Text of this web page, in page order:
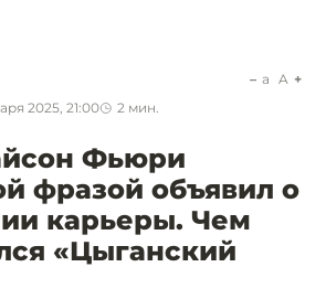
2025, 21:00 2 мин.
a A
Фьюри
фразой объявил о
карьеры. Чем
«Цыганский